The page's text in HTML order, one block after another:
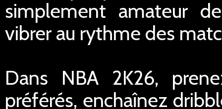
simplement amateur
vibrer au rythme des
Dans NBA 2K26,
préférés, enchaînez